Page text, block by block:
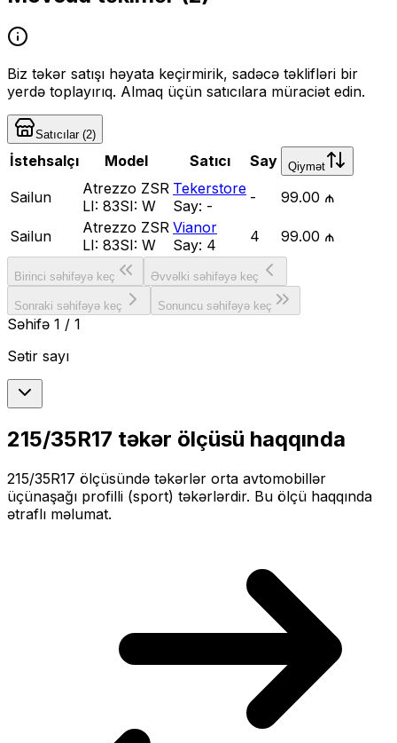
Biz təkər satışı həyata keçirmirik, sadəcə təklifləri bir
yerdə toplayırıq. Almaq üçün satıcılara müraciət edin.
Satıcılar(2)
İstehsalçı Model Satıcı Say Qiymət
Sailun
Atrezzo ZSR
LI: 83SI: W
Tekerstore
Say: - - 99.00 ₼
Sailun
Atrezzo ZSR
LI: 83SI: W
Vianor
Say: 4 4 99.00 ₼
Birinci səhifəyə keç Əvvəlki səhifəyə keç
Sonraki səhifəyə keç Sonuncu səhifəyə keç
Səhifə 1 / 1
Sətir sayı
215/35R17 təkər ölçüsü haqqında
215/35R17 ölçüsündə təkərlər orta avtomobillər
üçünaşağı profilli (sport) təkərlərdir. Bu ölçü haqqında
ətraflı məlumat.